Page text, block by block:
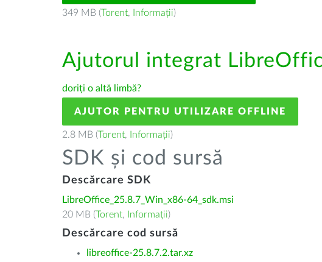
349 MB (Torent, Informații)
Ajutorul integrat
doriți o altă limbă?
AJUTOR PENTRU UTILIZARE OFFLINE
2.8 MB (Torent, Informații)
SDK și cod sursă
Descărcare SDK
LibreOffice_25.8.7_Win_x86-64_sdk.msi
20 MB (Torent, Informații)
Descărcare cod sursă
libreoffice-25.8.7.2.tar.xz